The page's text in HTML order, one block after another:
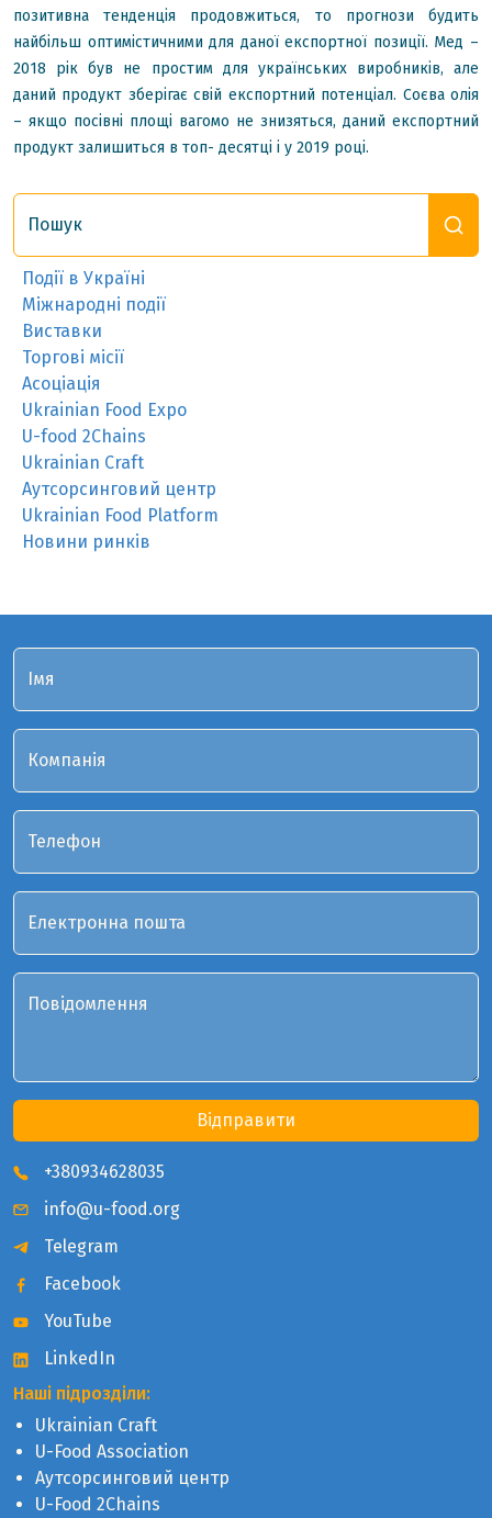
позитивна тенденція продовжиться, то прогнози будить
найбільш оптимістичними для даної експортної позиції. Мед –
2018 рік був не простим для українських виробників, але
даний продукт зберігає свій експортний потенціал. Соєва олія
– якщо посівні площі вагомо не знизяться, даний експортний
продукт залишиться в топ- десятці і у 2019 році.
Пошук
Події в Україні
Міжнародні події
Виставки
Торгові місії
Асоціація
Ukrainian Food Expo
U-food 2Chains
Ukrainian Craft
Аутсорсинговий центр
Ukrainian Food Platform
Новини ринків
+380934628035
info@u-food.org
Telegram
Facebook
YouTube
LinkedIn
Наші підрозділи:
Ukrainian Craft
U-Food Association
Аутсорсинговий центр
U-Food 2Chains
Імя
Компанія
Телефон
Електронна пошта
Повідомлення
Відправити